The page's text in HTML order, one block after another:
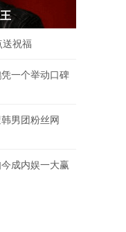
送祝福
一个举动口碑
男团粉丝网
成内娱一大赢